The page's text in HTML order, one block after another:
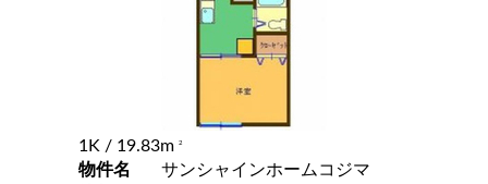
1K / 19.83m 2
物件名
サンシャインホームコジマ